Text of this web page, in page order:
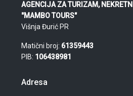
AGENCIJA ZA TURIZAM,
"MAMBO TOURS"
Višnja Đurić PR
Matični broj: 61359443
PIB: 106438981
Adresa